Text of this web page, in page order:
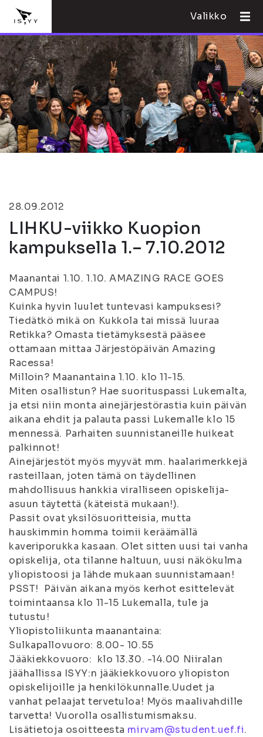
Valikko
28.09.2012
LIHKU-viikko Kuopion
kampuksella 1.– 7.10.2012
Maanantai 1.10. 1.10. AMAZING RACE GOES
CAMPUS!
Kuinka hyvin luulet tuntevasi kampuksesi?
Tiedätkö mikä on Kukkola tai missä luuraa
Retikka? Omasta tietämyksestä pääsee
ottamaan mittaa Järjestöpäivän Amazing
Racessa!
Milloin? Maanantaina 1.10. klo 11-15.
Miten osallistun? Hae suorituspassi Lukemalta,
ja etsi niin monta ainejärjestörastia kuin päivän
aikana ehdit ja palauta passi Lukemalle klo 15
mennessä. Parhaiten suunnistaneille huikeat
palkinnot!
Ainejärjestöt myös myyvät mm. haalarimerkkejä
rasteillaan, joten tämä on täydellinen
mahdollisuus hankkia viralliseen opiskelija-
asuun täytettä (käteistä mukaan!).
Passit ovat yksilösuoritteisia, mutta
hauskimmin homma toimii keräämällä
kaveriporukka kasaan. Olet sitten uusi tai vanha
opiskelija, ota tilanne haltuun, uusi näkökulma
yliopistoosi ja lähde mukaan suunnistamaan!
PSST! Päivän aikana myös kerhot esittelevät
toimintaansa klo 11-15 Lukemalla, tule ja
tutustu!
Yliopistoliikunta maanantaina:
Sulkapallovuoro: 8.00- 10.55
Jääkiekkovuoro: klo 13.30. -14.00 Niiralan
jäähallissa ISYY:n jääkiekkovuoro yliopiston
opiskelijoille ja henkilökunnalle.Uudet ja
vanhat pelaajat tervetuloa! Myös maalivahdille
tarvetta! Vuorolla osallistumismaksu.
Lisätietoja osoitteesta mirvam@student.uef.fi.